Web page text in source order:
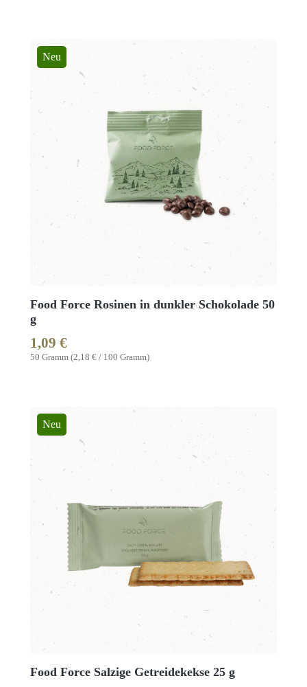
Neu
Food Force Rosinen in dunkler Schokolade 50
g
50 Gramm (2,18 € / 100 Gramm)
Regulärer Preis:
1,09 €
Neu
Food Force Salzige Getreidekekse 25 g